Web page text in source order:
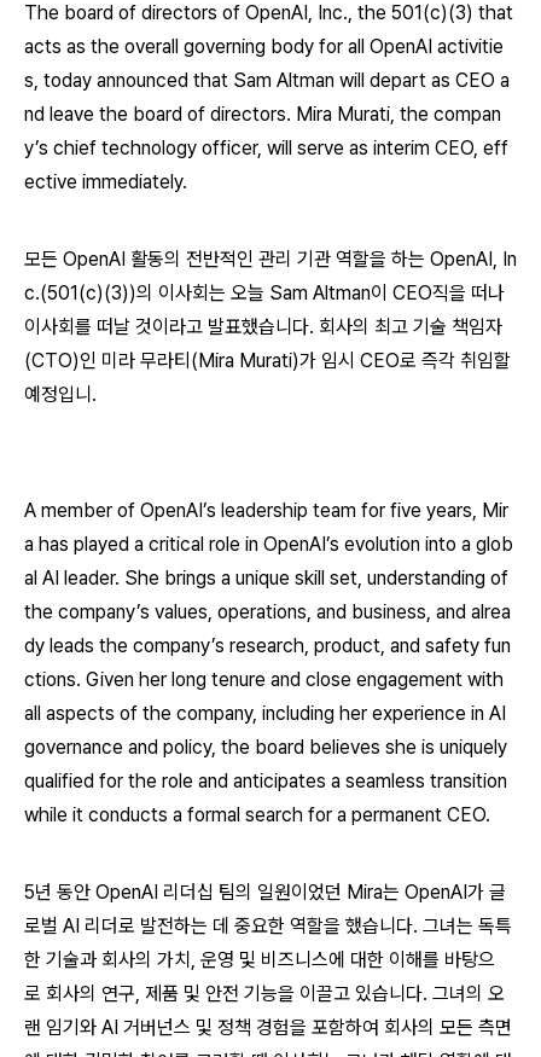
The board of directors of OpenAI, Inc., the 501(c)(3) that
acts as the overall governing body for all OpenAI activitie
s, today announced that Sam Altman will depart as CEO a
nd leave the board of directors. Mira Murati, the compan
y’s chief technology officer, will serve as interim CEO, eff
ective immediately.
모든 OpenAI 활동의 전반적인 관리 기관 역할을 하는 OpenAI, In
c.(501(c)(3))의 이사회는 오늘 Sam Altman이 CEO직을 떠나
이사회를 떠날 것이라고 발표했습니다. 회사의 최고 기술 책임자
(CTO)인 미라 무라티(Mira Murati)가 임시 CEO로 즉각 취임할
예정입니.
A member of OpenAI’s leadership team for five years, Mir
a has played a critical role in OpenAI’s evolution into a glob
al AI leader. She brings a unique skill set, understanding of
the company’s values, operations, and business, and alrea
dy leads the company’s research, product, and safety fun
ctions. Given her long tenure and close engagement with
all aspects of the company, including her experience in AI
governance and policy, the board believes she is uniquely
qualified for the role and anticipates a seamless transition
while it conducts a formal search for a permanent CEO.
5년 동안 OpenAI 리더십 팀의 일원이었던 Mira는 OpenAI가 글
로벌 AI 리더로 발전하는 데 중요한 역할을 했습니다. 그녀는 독특
한 기술과 회사의 가치, 운영 및 비즈니스에 대한 이해를 바탕으
로 회사의 연구, 제품 및 안전 기능을 이끌고 있습니다. 그녀의 오
랜 임기와 AI 거버넌스 및 정책 경험을 포함하여 회사의 모든 측면